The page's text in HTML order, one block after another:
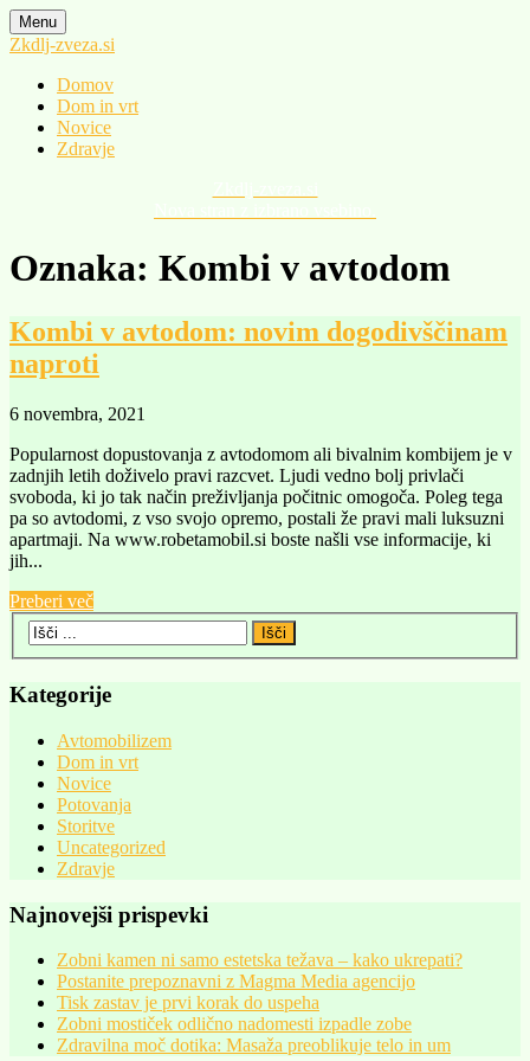
Skip
to
content
Menu
Zkdlj-zveza.si
Domov
Dom in vrt
Novice
Zdravje
Oznaka: Kombi v avtodom
Kombi v avtodom: novim dogodivščinam
naproti
6 novembra, 2021
Popularnost dopustovanja z avtodomom ali bivalnim kombijem je v
zadnjih letih doživelo pravi razcvet. Ljudi vedno bolj privlači
svoboda, ki jo tak način preživljanja počitnic omogoča. Poleg tega
pa so avtodomi, z vso svojo opremo, postali že pravi mali luksuzni
apartmaji. Na www.robetamobil.si boste našli vse informacije, ki
jih...
Preberi več
Kategorije
Avtomobilizem
Dom in vrt
Novice
Potovanja
Storitve
Uncategorized
Zdravje
Najnovejši prispevki
Zobni kamen ni samo estetska težava – kako ukrepati?
Postanite prepoznavni z Magma Media agencijo
Tisk zastav je prvi korak do uspeha
Zobni mostiček odlično nadomesti izpadle zobe
Zdravilna moč dotika: Masaža preoblikuje telo in um